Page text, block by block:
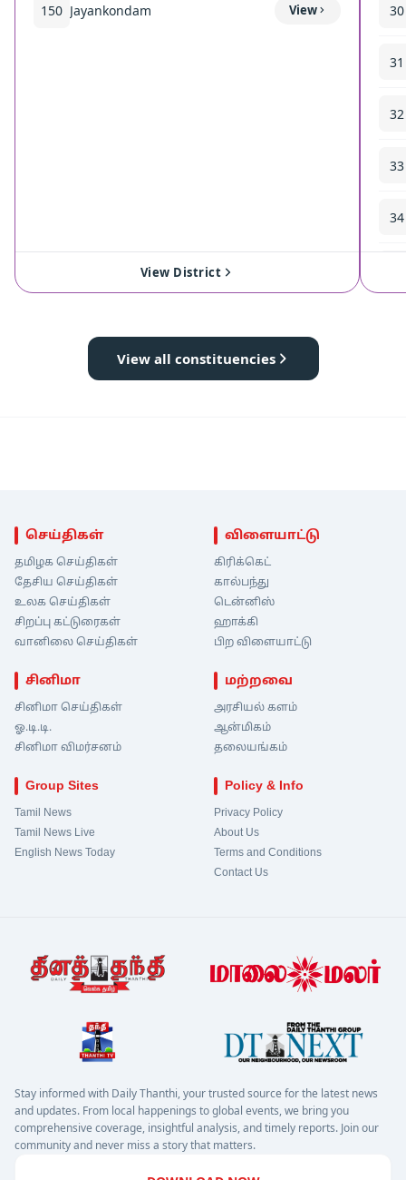
150 Jayankondam View
View District
30
31
32
33
34
View all constituencies
செய்திகள்
தமிழக செய்திகள்
தேசிய செய்திகள்
உலக செய்திகள்
சிறப்பு கட்டுரைகள்
வானிலை செய்திகள்
விளையாட்டு
கிரிக்கெட்
கால்பந்து
டென்னிஸ்
ஹாக்கி
பிற விளையாட்டு
சினிமா
சினிமா செய்திகள்
ஓ.டி.டி.
சினிமா விமர்சனம்
மற்றவை
அரசியல் களம்
ஆன்மிகம்
தலையங்கம்
Group Sites
Tamil News
Tamil News Live
English News Today
Policy & Info
Privacy Policy
About Us
Terms and Conditions
Contact Us
Stay informed with Daily Thanthi, your trusted source for the latest news
and updates. From local happenings to global events, we bring you
comprehensive coverage, insightful analysis, and timely reports. Join our
community and never miss a story that matters.